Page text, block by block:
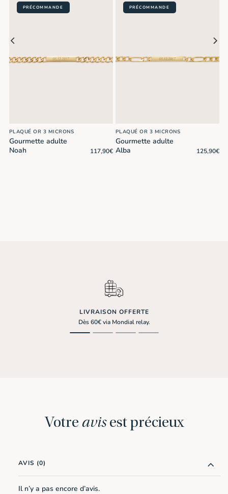
PRÉCOMMANDE
PLAQUÉ OR 3 MICRONS
Gourmette adulte
Noah
117,90€
PRÉCOMMANDE
PLAQUÉ OR 3 MICRONS
Gourmette adulte
Alba
125,90€
LIVRAISON OFFERTE
Dès 60€ via Mondial relay.
Votre avisest précieux
AVIS (0)
Il n’y a pas encore d’avis.